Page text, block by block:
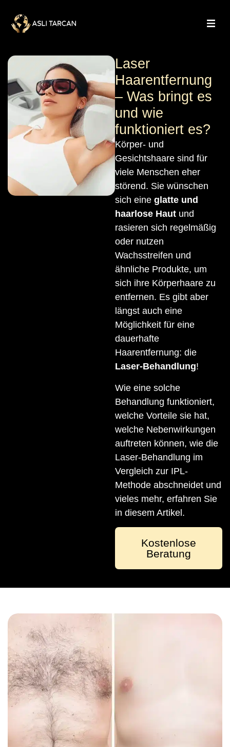
Laser
Haarentfernung
– Was bringt es
und wie
funktioniert es?
Körper- und
Gesichtshaare sind für
viele Menschen eher
störend. Sie wünschen
sich eine glatte und
haarlose Haut und
rasieren sich regelmäßig
oder nutzen
Wachsstreifen und
ähnliche Produkte, um
sich ihre Körperhaare zu
entfernen. Es gibt aber
längst auch eine
Möglichkeit für eine
dauerhafte
Haarentfernung: die
Laser-Behandlung!
Wie eine solche
Behandlung funktioniert,
welche Vorteile sie hat,
welche Nebenwirkungen
auftreten können, wie die
Laser-Behandlung im
Vergleich zur IPL-
Methode abschneidet und
vieles mehr, erfahren Sie
in diesem Artikel.
Kostenlose
Beratung